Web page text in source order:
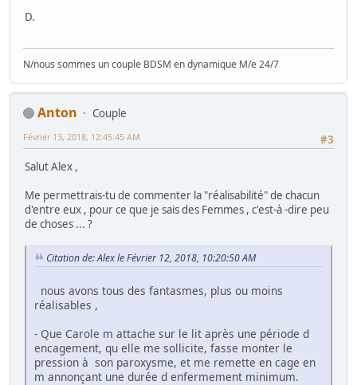
D.
N/nous sommes un couple BDSM en dynamique M/e 24/7
Anton
Couple
#3
Février 13, 2018, 12:45:45 AM
Salut Alex ,
Me permettrais-tu de commenter la "réalisabilité" de chacun
d'entre eux , pour ce que je sais des Femmes , c'est-à -dire peu
de choses ... ?
Citation de: Alex le Février 12, 2018, 10:20:50 AM
nous avons tous des fantasmes, plus ou moins
réalisables ,
- Que Carole m attache sur le lit après une période d
encagement, qu elle me sollicite, fasse monter le
pression à son paroxysme, et me remette en cage en
m annonçant une durée d enfermement minimum.